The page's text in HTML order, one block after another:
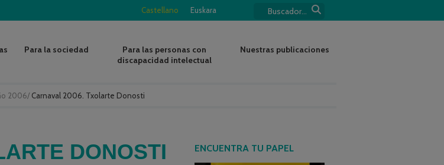
2006/ Carnaval 2006. Txolarte Donosti
Castellano Euskara
Para la sociedad
Para las personas con
discapacidad intelectual
Nuestras publicaciones
DONOSTI ENCUENTRA TU PAPEL